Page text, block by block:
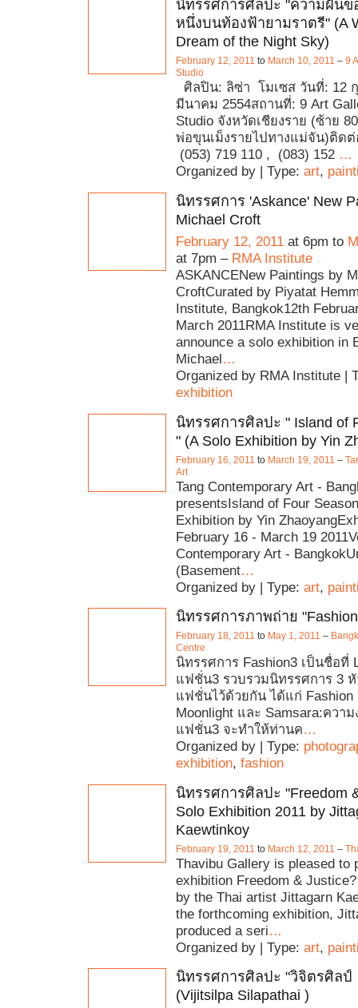
นิทรรศการศิลปะ "ความฝัน
หนึ่งบนท้องฟ้ายามราตรี" (A
Dream of the Night Sky)
February 12, 2011 to March 10, 2011 – 9
Studio
ศิลปิน: ลิซ่า โมเซส วันที่: 12
มีนาคม 2554สถานที่: 9 Art
Studio จังหวัดเชียงราย (ซ้าย
พ่อขุนเม็งรายไปทางแม่จัน)ติด
(053) 719 110 , (083) 152 …
Organized by | Type: art,
นิทรรศการ 'Askance' New
Michael Croft
February 12, 2011 at 6pm to
at 7pm – RMA Institute
ASKANCENew Paintings by
CroftCurated by Piyatat
Institute, Bangkok12th
March 2011RMA Institute is
announce a solo exhibition in
Michael…
Organized by RMA Institute |
exhibition
นิทรรศการศิลปะ " Island of
" (A Solo Exhibition by Yin
February 16, 2011 to March 19, 2011 –
Art
Tang Contemporary Art -
presentsIsland of Four
Exhibition by Yin
February 16 - March 19
Contemporary Art -
(Basement…
Organized by | Type: art,
นิทรรศการภาพถ่าย
February 18, 2011 to May 1, 2011 –
Centre
นิทรรศการ Fashion3 เป็นชื่อที่
แฟชั่น3 รวบรวมนิทรรศการ 3
แฟชั่นไว้ด้วยกัน ได้แก่ Fashion
Moonlight และ Samsara:ควา
แฟชั่น3 จะทำให้ท่านค…
Organized by | Type:
exhibition, fashion
นิทรรศการศิลปะ "Freedom
Solo Exhibition 2011 by
Kaewtinkoy
February 19, 2011 to March 12, 2011 –
Thavibu Gallery is pleased to
exhibition Freedom &
by the Thai artist Jittagarn
the forthcoming exhibition,
produced a seri…
Organized by | Type: art,
นิทรรศการศิลปะ "วิจิตรศิล
(Vijitsilpa Silapathai )